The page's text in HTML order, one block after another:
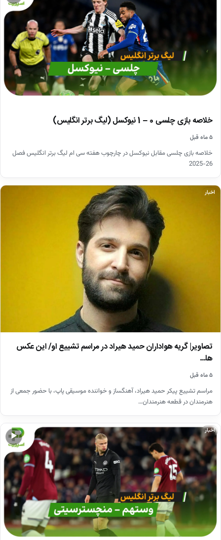
خلاصه بازی چلسی 0 – 1 نیوکسل (لیگ برتر انگلیس)
۵ ماه قبل
خلاصه بازی چلسی مقابل نیوکسل در چارچوب هفته سی ام لیگ برتر انگلیس فصل
26-2025
اخبار
تصاویر| گریه هواداران حمید هیراد در مراسم تشییع او/ این عکس
ها…
۵ ماه قبل
مراسم تشییع پیکر حمید هیراد، آهنگساز و خواننده موسیقی پاپ، با حضور جمعی از
هنرمندان در قطعه هنرمندان…
▶
اخبار